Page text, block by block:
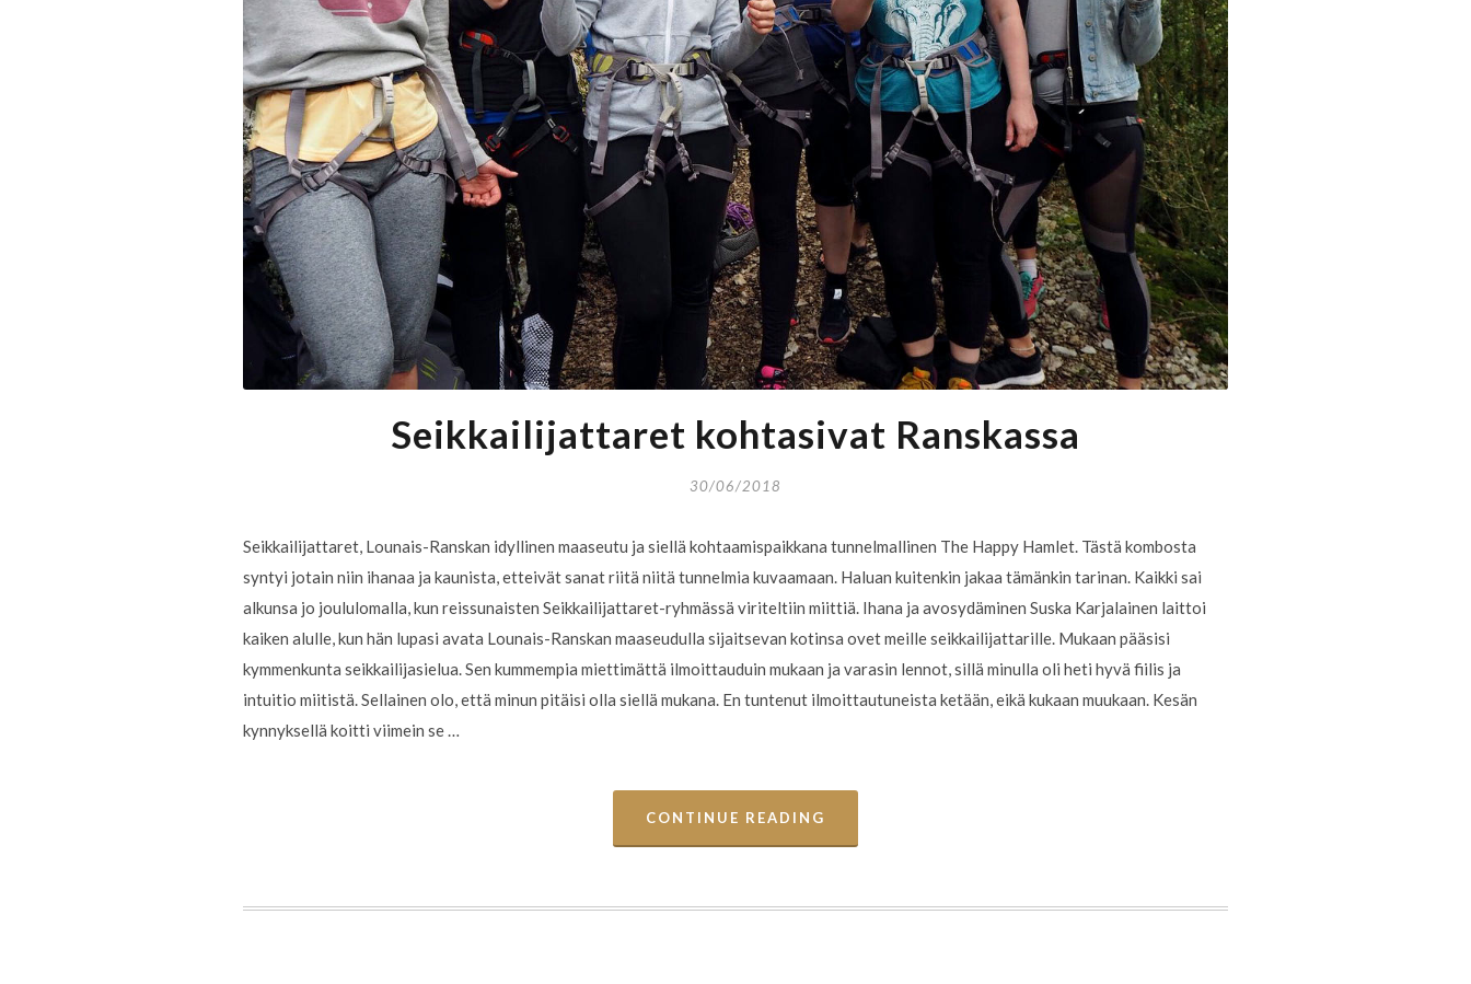
Seikkailijattaret kohtasivat Ranskassa
30/06/2018
Seikkailijattaret, Lounais-Ranskan idyllinen maaseutu ja siellä kohtaamispaikkana tunnelmallinen The Happy Hamlet. Tästä kombosta
syntyi jotain niin ihanaa ja kaunista, etteivät sanat riitä niitä tunnelmia kuvaamaan. Haluan kuitenkin jakaa tämänkin tarinan. Kaikki sai
alkunsa jo joululomalla, kun reissunaisten Seikkailijattaret-ryhmässä viriteltiin miittiä. Ihana ja avosydäminen Suska Karjalainen laittoi
kaiken alulle, kun hän lupasi avata Lounais-Ranskan maaseudulla sijaitsevan kotinsa ovet meille seikkailijattarille. Mukaan pääsisi
kymmenkunta seikkailijasielua. Sen kummempia miettimättä ilmoittauduin mukaan ja varasin lennot, sillä minulla oli heti hyvä fiilis ja
intuitio miitistä. Sellainen olo, että minun pitäisi olla siellä mukana. En tuntenut ilmoittautuneista ketään, eikä kukaan muukaan. Kesän
kynnyksellä koitti viimein se …
CONTINUE READING